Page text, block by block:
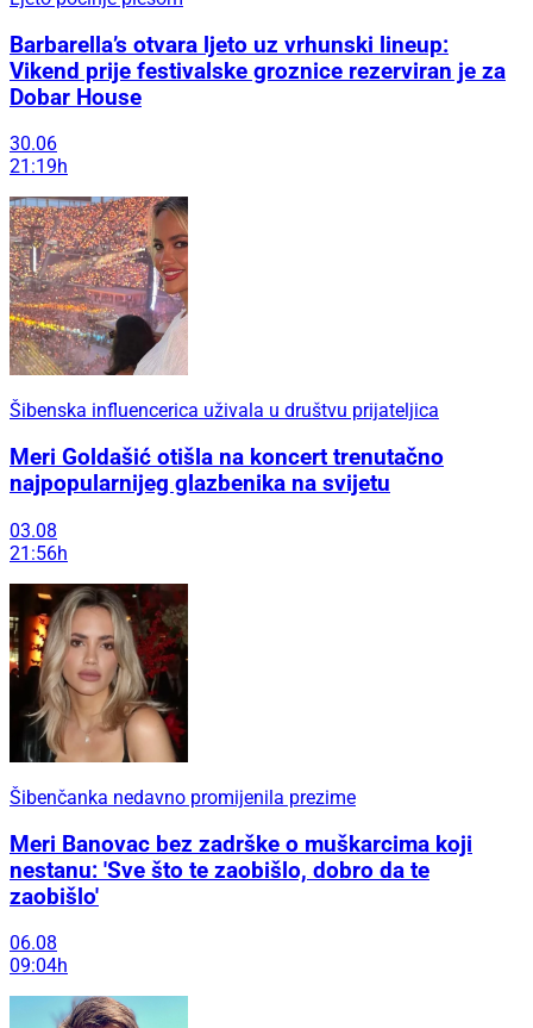
Barbarella’s otvara ljeto uz vrhunski lineup:
Vikend prije festivalske groznice rezerviran je za
Dobar House
30.06
21:19h
Šibenska influencerica uživala u društvu prijateljica
Meri Goldašić otišla na koncert trenutačno
najpopularnijeg glazbenika na svijetu
03.08
21:56h
Šibenčanka nedavno promijenila prezime
Meri Banovac bez zadrške o muškarcima koji
nestanu: 'Sve što te zaobišlo, dobro da te
zaobišlo'
06.08
09:04h